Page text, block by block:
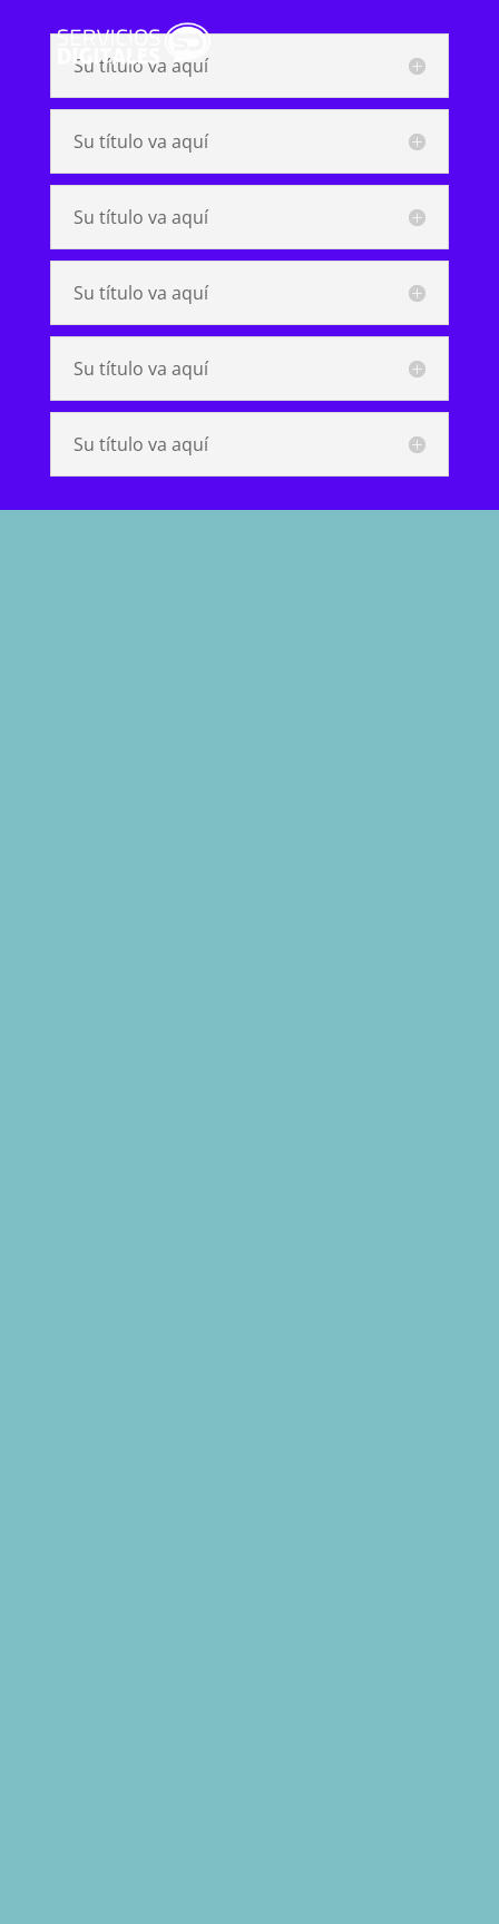
Su título va aquí
Su título va aquí
Su título va aquí
Su título va aquí
Su título va aquí
Su título va aquí